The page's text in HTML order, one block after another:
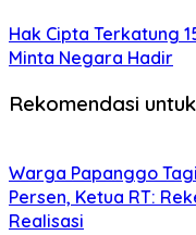
Hak Cipta Terkatung
Minta Negara Hadir
Rekomendasi
Warga Papanggo
Persen, Ketua RT:
Realisasi